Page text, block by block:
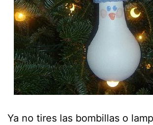
Ya no tires las bombillas o